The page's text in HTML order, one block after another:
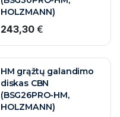
HOLZMANN)
243,30€
HM grąžtų galandimo
diskas CBN
(BSG26PRO-HM,
HOLZMANN)